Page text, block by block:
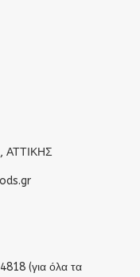
ΑΤΤΙΚΗΣ
(για όλα τα